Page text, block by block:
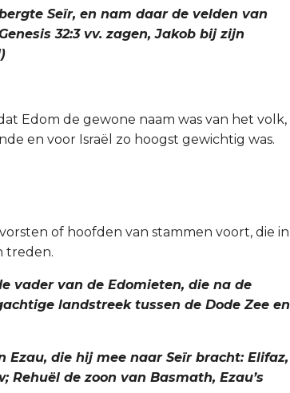
Seïr, en nam daar de velden van
32:3 vv. zagen, Jakob bij zijn
Edom de gewone naam was van het volk,
en voor Israël zo hoogst gewichtig was.
of hoofden van stammen voort, die in
treden.
vader van de Edomieten, die na de
landstreek tussen de Dode Zee en
Ezau, die hij mee naar Seïr bracht: Elifaz,
Rehuël de zoon van Basmath, Ezau’s